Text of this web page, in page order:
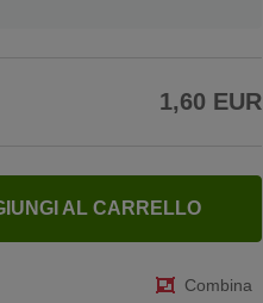
1,60 EUR
AL CARRELLO
Combina